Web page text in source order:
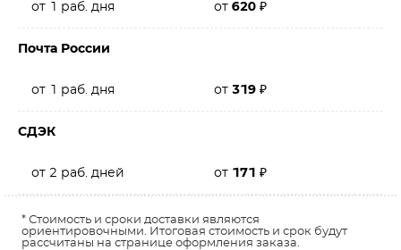
от 1 раб. дня от 620 ₽
Почта России
от 1 раб. дня от 319 ₽
СДЭК
от 2 раб. дней от 171 ₽
* Стоимость и сроки доставки являются
ориентировочными. Итоговая стоимость и срок будут
рассчитаны на странице оформления заказа.